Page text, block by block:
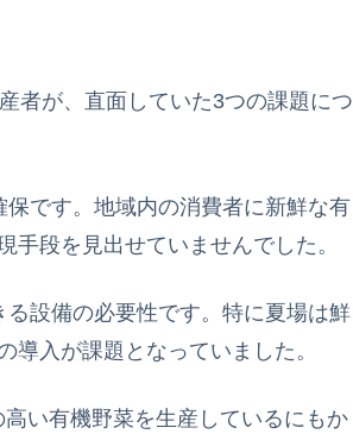
者が、直面していた3つの課題につ
です。地域内の消費者に新鮮な有
段を見出せていませんでした。
設備の必要性です。特に夏場は鮮
導入が課題となっていました。
い有機野菜を生産しているにもか